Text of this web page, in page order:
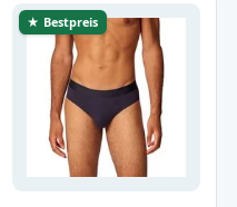
★ Bestpreis